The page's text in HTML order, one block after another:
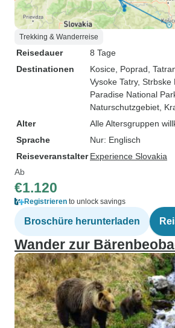
Trekking & Wanderreise
Reisedauer
8 Tage
Destinationen
Kosice , Poprad ,
Vysoke Tatry, Strbske
Paradise National
Naturschutzgebiet ,
Alter
Alle Altersgruppen
Sprache
Nur: Englisch
Reiseveranstalter Experience Slovakia
Ab
€1.120
Registrieren to unlock savings
Broschüre herunterladen
Wander zur